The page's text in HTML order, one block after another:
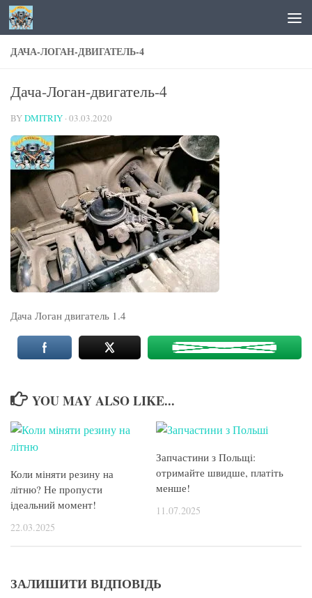
Skip to content
ДАЧА-ЛОГАН-ДВИГАТЕЛЬ-4
Дача-Логан-двигатель-4
BYDMITRIY · 03.03.2020
Дача Логан двигатель 1.4
YOU MAY ALSO LIKE...
Коли міняти резину на
літню? Не пропусти
ідеальний момент!
22.03.2025
Запчастини з Польщі:
отримайте швидше, платіть
менше!
11.07.2025
ЗАЛИШИТИ ВІДПОВІДЬ